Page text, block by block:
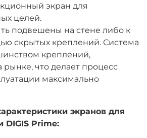
экран для
целей.
подвешены на стене либо к
скрытых креплений. Система
креплений,
рынке, что делает процесс
максимально
экранов для
DIGIS Prime: